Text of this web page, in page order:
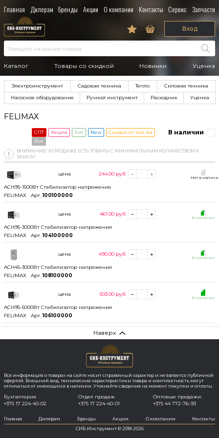
Главная Дилерам Бренды Акции О компании Контакты Сервис Запчасти
Каталог Товары со скидкой Новинки Уценка
Вход
Электроинструмент Садовая техника Тепло
Силовая техника
Насосное оборудование
Ручной инструмент Расходник Уценка
FELIMAХ
В наличии
СПТ Акции Хит New
Скидка от кол-ва
Все
ВНИМАНИЕ! В ПРОДАЖЕ ЕСТЬ ТОВАРЫ С МИНИМАЛЬНЫМ КОЛИЧЕСТВОМ К
ЗАКАЗУ!
ACH95-1500Вт Стабилизатор напряжения
FELIMAХ
Арт.100100000
Нет в
цена 244.00 руб
ACH95-3000Вт Стабилизатор напряжения
FELIMAХ
Арт.104100000
В наличии
цена 461.00 руб
ACH45-3000Вт Стабилизатор напряжения
FELIMAХ
Арт.108100000
В наличии
цена 490.00 руб
ACH95-5000Вт Стабилизатор напряжения
FELIMAХ
Арт.106100000
В наличии
цена 503.00 руб
Наверх
Вся информация о товарах на сайте носит справочный характер и не является публичной
офертой. Внешний вид, технические характеристики товара и комплектность могут
отличаться от имеющихся в наличии. Уточняйте сведения на момент покупки и оплаты.
Бухгалтерия
+375 17 224-40-02
Отдел продаж
+375 17 224-40-01
Оптовые продажи:
+375 44 772-76-93
Главная Дилерам Бренды Акции О компании
Контакты
СИБ-Инструмент © 2018-2026